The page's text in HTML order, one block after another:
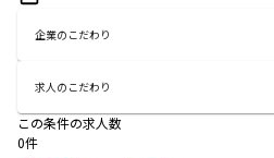
企業のこだわり
求人のこだわり
この条件の求人数
0件